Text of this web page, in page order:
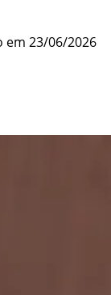
em 23/06/2026